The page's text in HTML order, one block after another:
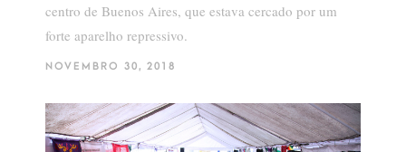
centro de Buenos Aires, que estava cercado por um
forte aparelho repressivo.
NOVEMBRO 30, 2018